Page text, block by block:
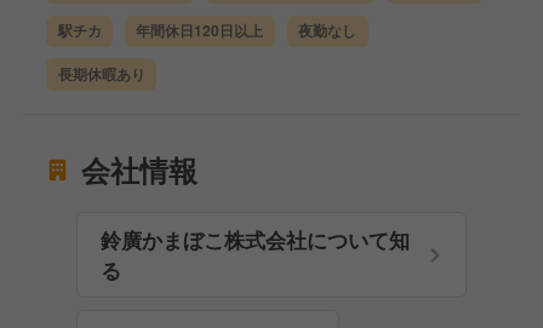
駅チカ 年間休日120日以上 夜勤なし
長期休暇あり
会社情報
鈴廣かまぼこ株式会社について知
る